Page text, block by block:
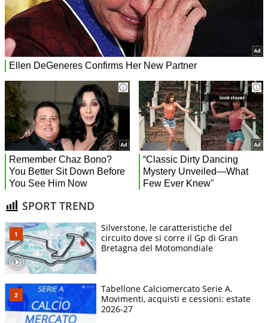
SPORT TREND
Silverstone, le caratteristiche del
circuito dove si corre il Gp di Gran
Bretagna del Motomondiale
Tabellone Calciomercato Serie A.
Movimenti, acquisti e cessioni: estate
2026-27